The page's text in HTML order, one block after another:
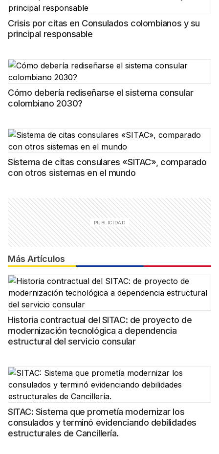
Crisis por citas en Consulados colombianos y su
principal responsable
Cómo debería rediseñarse el sistema consular
colombiano 2030?
Sistema de citas consulares «SITAC», comparado
con otros sistemas en el mundo
Más Artículos
Historia contractual del SITAC: de proyecto de
modernización tecnológica a dependencia
estructural del servicio consular
SITAC: Sistema que prometía modernizar los
consulados y terminó evidenciando debilidades
estructurales de Cancillería.